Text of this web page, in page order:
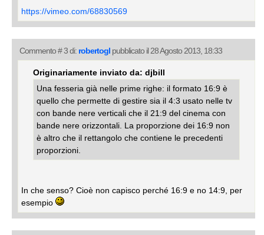
https://vimeo.com/68830569
Commento # 3 di: robertogl pubblicato il 28 Agosto 2013, 18:33
Originariamente inviato da: djbill
Una fesseria già nelle prime righe: il formato 16:9 è
quello che permette di gestire sia il 4:3 usato nelle tv
con bande nere verticali che il 21:9 del cinema con
bande nere orizzontali. La proporzione dei 16:9 non
è altro che il rettangolo che contiene le precedenti
proporzioni.
In che senso? Cioè non capisco perché 16:9 e no 14:9, per
esempio